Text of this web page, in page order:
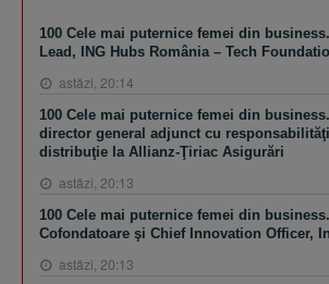
100 Cele mai puternice femei din
Lead, ING Hubs România – Tech
astăzi, 20:14
100 Cele mai puternice femei din
director general adjunct cu
distribuţie la Allianz-Ţiriac Asigurări
astăzi, 20:13
100 Cele mai puternice femei din
Cofondatoare şi Chief Innovation Officer,
astăzi, 20:13